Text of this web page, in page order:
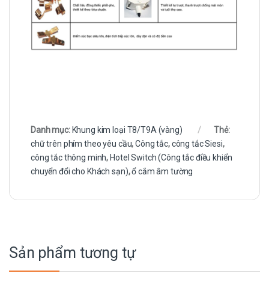
Danh mục: Khung kim loại T8/T9A (vàng)
Thẻ:
chữ trên phím theo yêu cầu,Công tắc,công tắc Siesi,
công tắc thông minh, Hotel Switch (Công tắc điều khiển
chuyển đổi cho Khách sạn),ổ cắm âm tường
Sản phẩm tương tự